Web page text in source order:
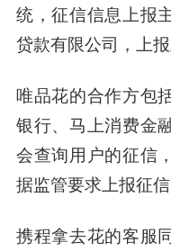
统，征信信息上报
贷款有限公司，上报
唯品花的合作方包
银行、马上消费金
会查询用户的征信
据监管要求上报征信
携程拿去花的客服